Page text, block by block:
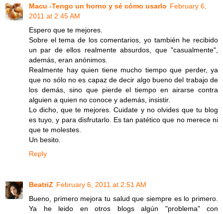
Macu -Tengo un horno y sé cómo usarlo February 6,
2011 at 2:45 AM
Espero que te mejores.
Sobre el tema de los comentarios, yo también he recibido
un par de ellos realmente absurdos, que "casualmente",
además, eran anónimos.
Realmente hay quien tiene mucho tiempo que perder, ya
que no sólo no es capaz de decir algo bueno del trabajo de
los demás, sino que pierde el tiempo en airarse contra
alguien a quien no conoce y además, insistir.
Lo dicho, que te mejores. Cuidate y no olvides que tu blog
es tuyo, y para disfrutarlo. Es tan patético que no merece ni
que te molestes.
Un besito.
Reply
BeatriZ February 6, 2011 at 2:51 AM
Bueno, primero mejora tu salud que siempre es lo primero.
Ya he leido en otros blogs algún "problema" con